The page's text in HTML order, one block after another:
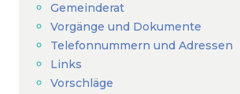
Gemeinderat
Vorgänge und Dokumente
Telefonnummern und Adressen
Links
Vorschläge